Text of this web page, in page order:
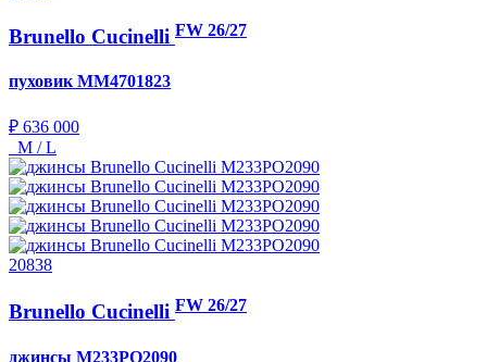
Brunello Cucinelli FW 26/27
пуховик MM4701823
₽ 636 000
M / L
20838
Brunello Cucinelli FW 26/27
джинсы M233PO2090